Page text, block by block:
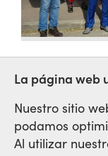
Red
La página web
Nuestro sitio
podamos
Al utilizar